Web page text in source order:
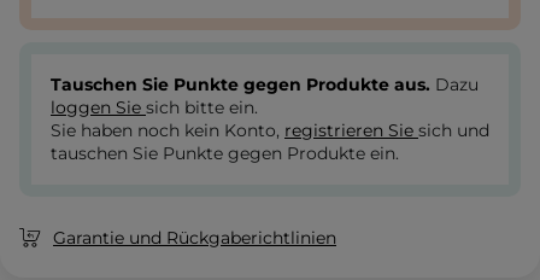
Tauschen Sie Punkte gegen Produkte aus. Dazu
loggen Sie sich bitte ein.
Sie haben noch kein Konto, registrieren Sie sich und
tauschen Sie Punkte gegen Produkte ein.
Garantie und Rückgaberichtlinien